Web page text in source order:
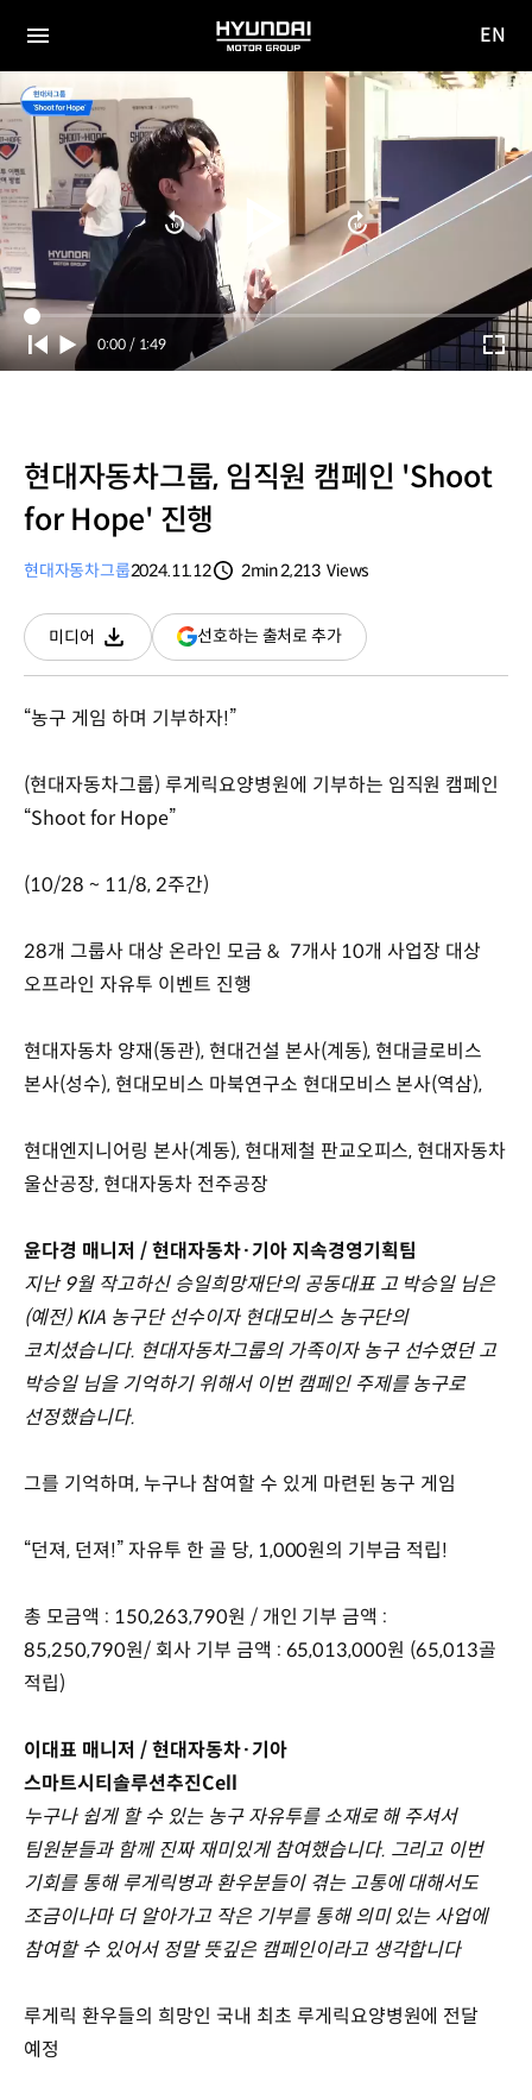
전체
메뉴
HYUNDAI
MOTOR
사이
EN
Current
Time
0:00 / Duration
1:49
현대자동차그룹, 임직원 캠페인 'Shoot
for Hope' 진행
현대자동차그룹2024.11.12
2min2,213 Views
미디어
다운로드
선호하는 출처로 추가(새
창
“농구 게임 하며 기부하자!”
(현대자동차그룹) 루게릭요양병원에 기부하는 임직원 캠페인
“Shoot for Hope”
(10/28 ~ 11/8, 2주간)
28개 그룹사 대상 온라인 모금 & 7개사 10개 사업장 대상
오프라인 자유투 이벤트 진행
현대자동차 양재(동관), 현대건설 본사(계동), 현대글로비스
본사(성수), 현대모비스 마북연구소 현대모비스 본사(역삼),
현대엔지니어링 본사(계동), 현대제철 판교오피스, 현대자동차
울산공장, 현대자동차 전주공장
윤다경 매니저 / 현대자동차·기아 지속경영기획팀
지난 9월 작고하신 승일희망재단의 공동대표 고 박승일 님은
(예전) KIA 농구단 선수이자 현대모비스 농구단의
코치셨습니다. 현대자동차그룹의 가족이자 농구 선수였던 고
박승일 님을 기억하기 위해서 이번 캠페인 주제를 농구로
선정했습니다.
그를 기억하며, 누구나 참여할 수 있게 마련된 농구 게임
“던져, 던져!” 자유투 한 골 당, 1,000원의 기부금 적립!
총 모금액 : 150,263,790원 / 개인 기부 금액 :
85,250,790원/ 회사 기부 금액 : 65,013,000원 (65,013골
적립)
이대표 매니저 / 현대자동차·기아
스마트시티솔루션추진Cell
누구나 쉽게 할 수 있는 농구 자유투를 소재로 해 주셔서
팀원분들과 함께 진짜 재미있게 참여했습니다. 그리고 이번
기회를 통해 루게릭병과 환우분들이 겪는 고통에 대해서도
조금이나마 더 알아가고 작은 기부를 통해 의미 있는 사업에
참여할 수 있어서 정말 뜻깊은 캠페인이라고 생각합니다
루게릭 환우들의 희망인 국내 최초 루게릭요양병원에 전달
예정